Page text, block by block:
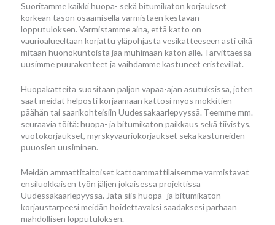
Suoritamme kaikki huopa- sekä bitumikaton korjaukset
korkean tason osaamisella varmistaen kestävän
lopputuloksen. Varmistamme aina, että katto on
vaurioalueeltaan korjattu yläpohjasta vesikatteeseen asti eikä
mitään huonokuntoista jää muhimaan katon alle. Tarvittaessa
uusimme puurakenteet ja vaihdamme kastuneet eristevillat.
Huopakatteita suositaan paljon vapaa-ajan asutuksissa, joten
saat meidät helposti korjaamaan kattosi myös mökkitien
päähän tai saarikohteisiin Uudessakaarlepyyssä. Teemme mm.
seuraavia töitä: huopa- ja bitumikaton paikkaus sekä tiivistys,
vuotokorjaukset, myrskyvauriokorjaukset sekä kastuneiden
puuosien uusiminen.
Meidän ammattitaitoiset kattoammattilaisemme varmistavat
ensiluokkaisen työn jäljen jokaisessa projektissa
Uudessakaarlepyyssä. Jätä siis huopa- ja bitumikaton
korjaustarpeesi meidän hoidettavaksi saadaksesi parhaan
mahdollisen lopputuloksen.